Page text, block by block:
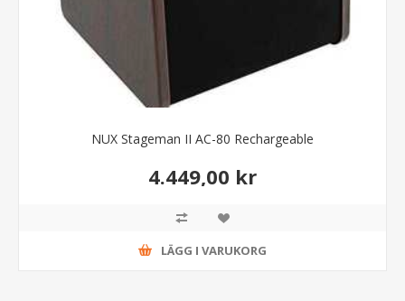
NUX Stageman II AC-80 Rechargeable
4.449,00 kr
LÄGG I VARUKORG